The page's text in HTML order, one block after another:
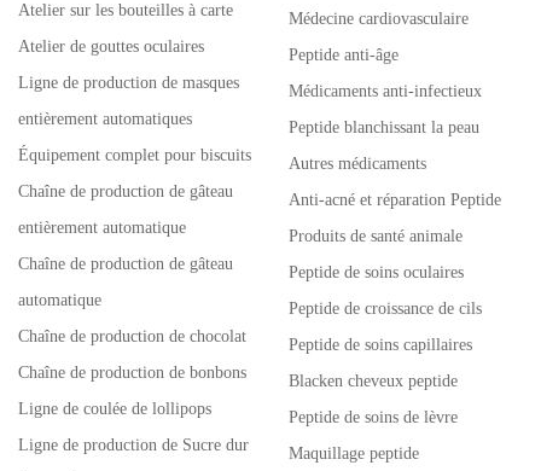
Atelier sur les bouteilles à carte
Atelier de gouttes oculaires
Ligne de production de masques
entièrement automatiques
Équipement complet pour biscuits
Chaîne de production de gâteau
entièrement automatique
Chaîne de production de gâteau
automatique
Chaîne de production de chocolat
Chaîne de production de bonbons
Ligne de coulée de lollipops
Ligne de production de Sucre dur
Médecine cardiovasculaire
Peptide anti-âge
Médicaments anti-infectieux
Peptide blanchissant la peau
Autres médicaments
Anti-acné et réparation Peptide
Produits de santé animale
Peptide de soins oculaires
Peptide de croissance de cils
Peptide de soins capillaires
Blacken cheveux peptide
Peptide de soins de lèvre
Maquillage peptide